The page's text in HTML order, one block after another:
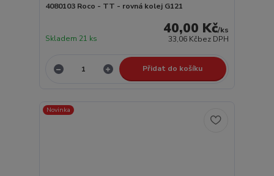
4080103 Roco - TT - rovná kolej G121
40,00 Kč/ks
33,06 Kčbez DPH
Skladem 21 ks
Přidat do košíku
Novinka